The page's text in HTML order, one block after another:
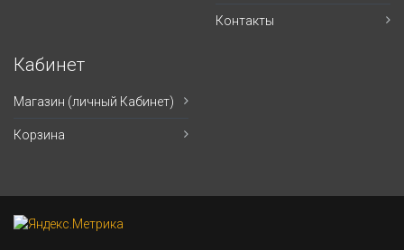
Контакты
Кабинет
Магазин (личный Кабинет)
Корзина